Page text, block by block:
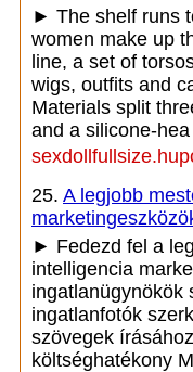
► The shelf runs
women make up
line, a set of
wigs, outfits and
Materials split
and a silicone-hea
25. A legjobb
► Fedezd fel a
intelligencia
ingatlanügynökök
ingatlanfotók
szövegek
költséghatékony